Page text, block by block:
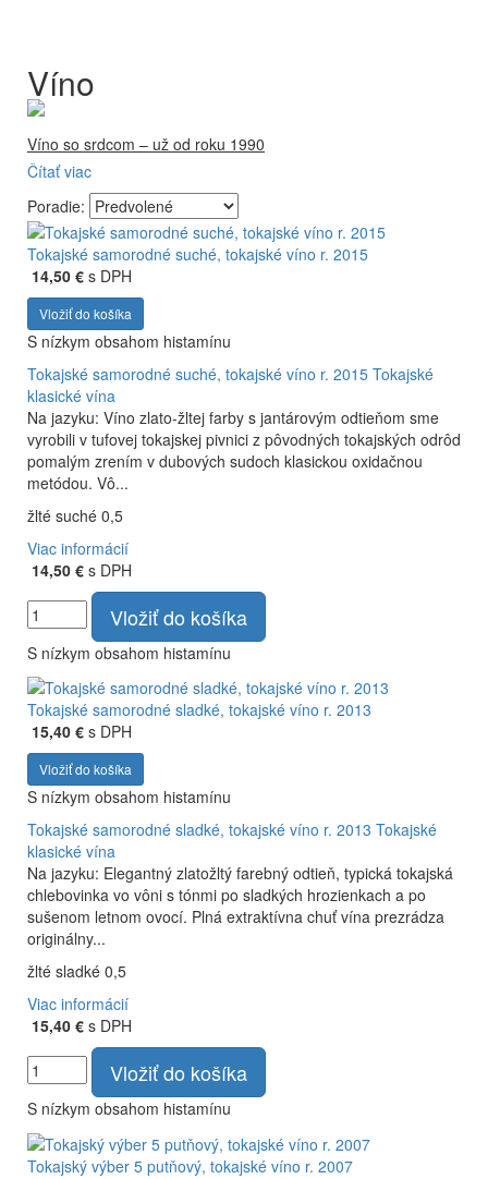
Víno
Víno so srdcom – už od roku 1990
Firma Ostrožovič je najstaršou privátnou firmou na
slovenskom Tokaji.
Vyrábame kvalitné odrodové a výberové vína. Ako prví sme
priniesli na slovenský trh sólo spracované vína z tokajských
odrôd Furmint, Lipovina a Muškát žltý reduktívnou
technológiou. Hrozno spracúvame najmodernejšími
technológiami, vrátane riadenej fermentácie.
Čítať viac
Poradie:
Tokajské samorodné suché, tokajské víno r. 2015
14,50 € s DPH
Vložiť do košíka
S nízkym obsahom histamínu
Tokajské samorodné suché, tokajské víno r. 2015 Tokajské
klasické vína
Na jazyku: Víno zlato-žltej farby s jantárovým odtieňom sme
vyrobili v tufovej tokajskej pivnici z pôvodných tokajských odrôd
pomalým zrením v dubových sudoch klasickou oxidačnou
metódou. Vô...
žlté suché 0,5
Viac informácií
14,50 € s DPH
Vložiť do košíka
S nízkym obsahom histamínu
Tokajské samorodné sladké, tokajské víno r. 2013
15,40 € s DPH
Vložiť do košíka
S nízkym obsahom histamínu
Tokajské samorodné sladké, tokajské víno r. 2013 Tokajské
klasické vína
Na jazyku: Elegantný zlatožltý farebný odtieň, typická tokajská
chlebovinka vo vôni s tónmi po sladkých hrozienkach a po
sušenom letnom ovocí. Plná extraktívna chuť vína prezrádza
originálny...
žlté sladké 0,5
Viac informácií
15,40 € s DPH
Vložiť do košíka
S nízkym obsahom histamínu
Tokajský výber 5 putňový, tokajské víno r. 2007